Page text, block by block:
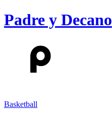
Padre y Decano
Basketball